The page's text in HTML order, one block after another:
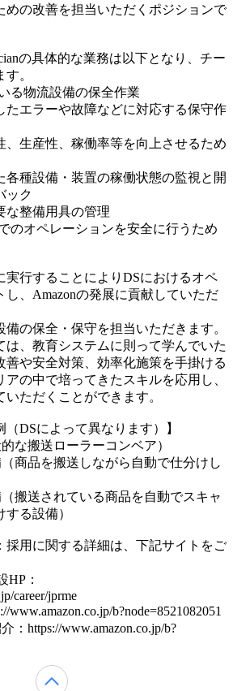
めの改善を担当いただくポジションで
の具体的な業務は以下となり、チー
。
る物流設備の保全作業
たエラーや故障などに対応する保守作
、生産性、稼働率等を向上させるため
各種設備・装置の稼働状態の監視と開
ック
な整備用具の管理
のオペレーションを安全に行うため
実行することによりDSにおけるオペ
し、Amazonの発展に貢献していただ
備の保全・保守を担当いただきます。
は、教育システムに則って学んでいた
善や安全対策、効率化施策を手掛ける
の中で培ってきたスキルを応用し、
ただくことができます。
（DSによって異なります）】
な搬送ローラーコンベア）
商品を搬送しながら自動で仕分けし
搬送されている商品を自動でスキャ
る設備）
採用に関する詳細は、下記サイトをご
HP：
career/jprme
b?node=8521082051
：https://www.amazon.co.jp/b?